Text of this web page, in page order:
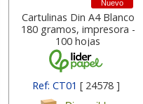
Nuevo
Cartulinas Din A4 Blanco
180 gramos, impresora -
100 hojas
Ref: CT01 [ 24578 ]